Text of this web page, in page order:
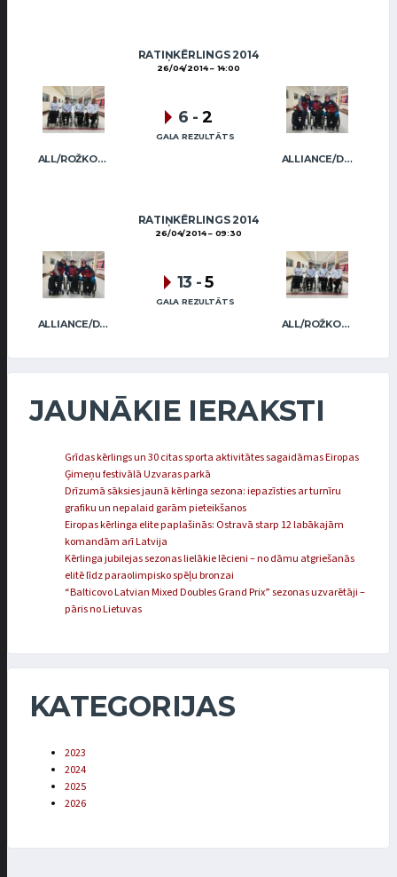
RATIŅKĒRLINGS 2014
26/04/2014 14:00
ALL/ROŽKOVA ALLIANCE/DIMBOVSKIS
6 - 2
GALA REZULTĀTS
RATIŅKĒRLINGS 2014
26/04/2014 09:30
ALLIANCE/DIMBOVSKIS ALL/ROŽKOVA
13 -5
GALA REZULTĀTS
JAUNĀKIE IERAKSTI
Grīdas kērlings un 30 citas sporta aktivitātes sagaidāmas Eiropas
Ģimeņu festivālā Uzvaras parkā
Drīzumā sāksies jaunā kērlinga sezona: iepazīsties ar turnīru
grafiku un nepalaid garām pieteikšanos
Eiropas kērlinga elite paplašinās: Ostravā starp 12 labākajām
komandām arī Latvija
Kērlinga jubilejas sezonas lielākie lēcieni – no dāmu atgriešanās
elitē līdz paraolimpisko spēļu bronzai
“Balticovo Latvian Mixed Doubles Grand Prix” sezonas uzvarētāji –
pāris no Lietuvas
KATEGORIJAS
2023
2024
2025
2026